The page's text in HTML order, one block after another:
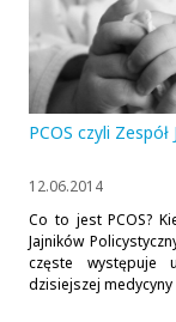
PCOS czyli
12.06.2014
Co to jest PCOS?
Jajników
częste
dzisiejszej